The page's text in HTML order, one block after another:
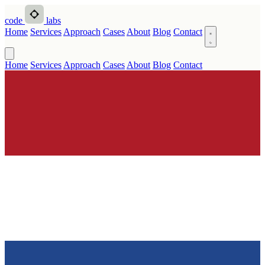
code
labs
Home Services Approach Cases About Blog Contact
Home Services Approach Cases About Blog Contact